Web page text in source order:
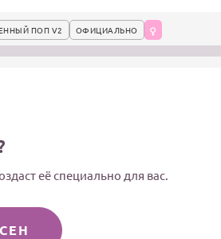
ПОП V2 ОФИЦИАЛЬНО
её специально для вас.